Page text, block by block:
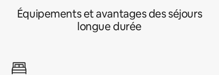
Équipements et avantages des séjours
longue durée